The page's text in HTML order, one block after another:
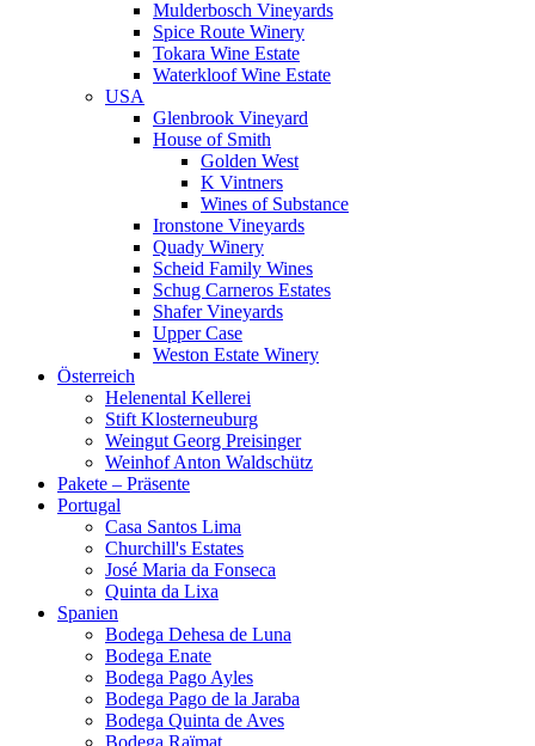
Mulderbosch Vineyards
Spice Route Winery
Tokara Wine Estate
Waterkloof Wine Estate
USA
Glenbrook Vineyard
House of Smith
Golden West
K Vintners
Wines of Substance
Ironstone Vineyards
Quady Winery
Scheid Family Wines
Schug Carneros Estates
Shafer Vineyards
Upper Case
Weston Estate Winery
Österreich
Helenental Kellerei
Stift Klosterneuburg
Weingut Georg Preisinger
Weinhof Anton Waldschütz
Pakete – Präsente
Portugal
Casa Santos Lima
Churchill's Estates
José Maria da Fonseca
Quinta da Lixa
Spanien
Bodega Dehesa de Luna
Bodega Enate
Bodega Pago Ayles
Bodega Pago de la Jaraba
Bodega Quinta de Aves
Bodega Raïmat